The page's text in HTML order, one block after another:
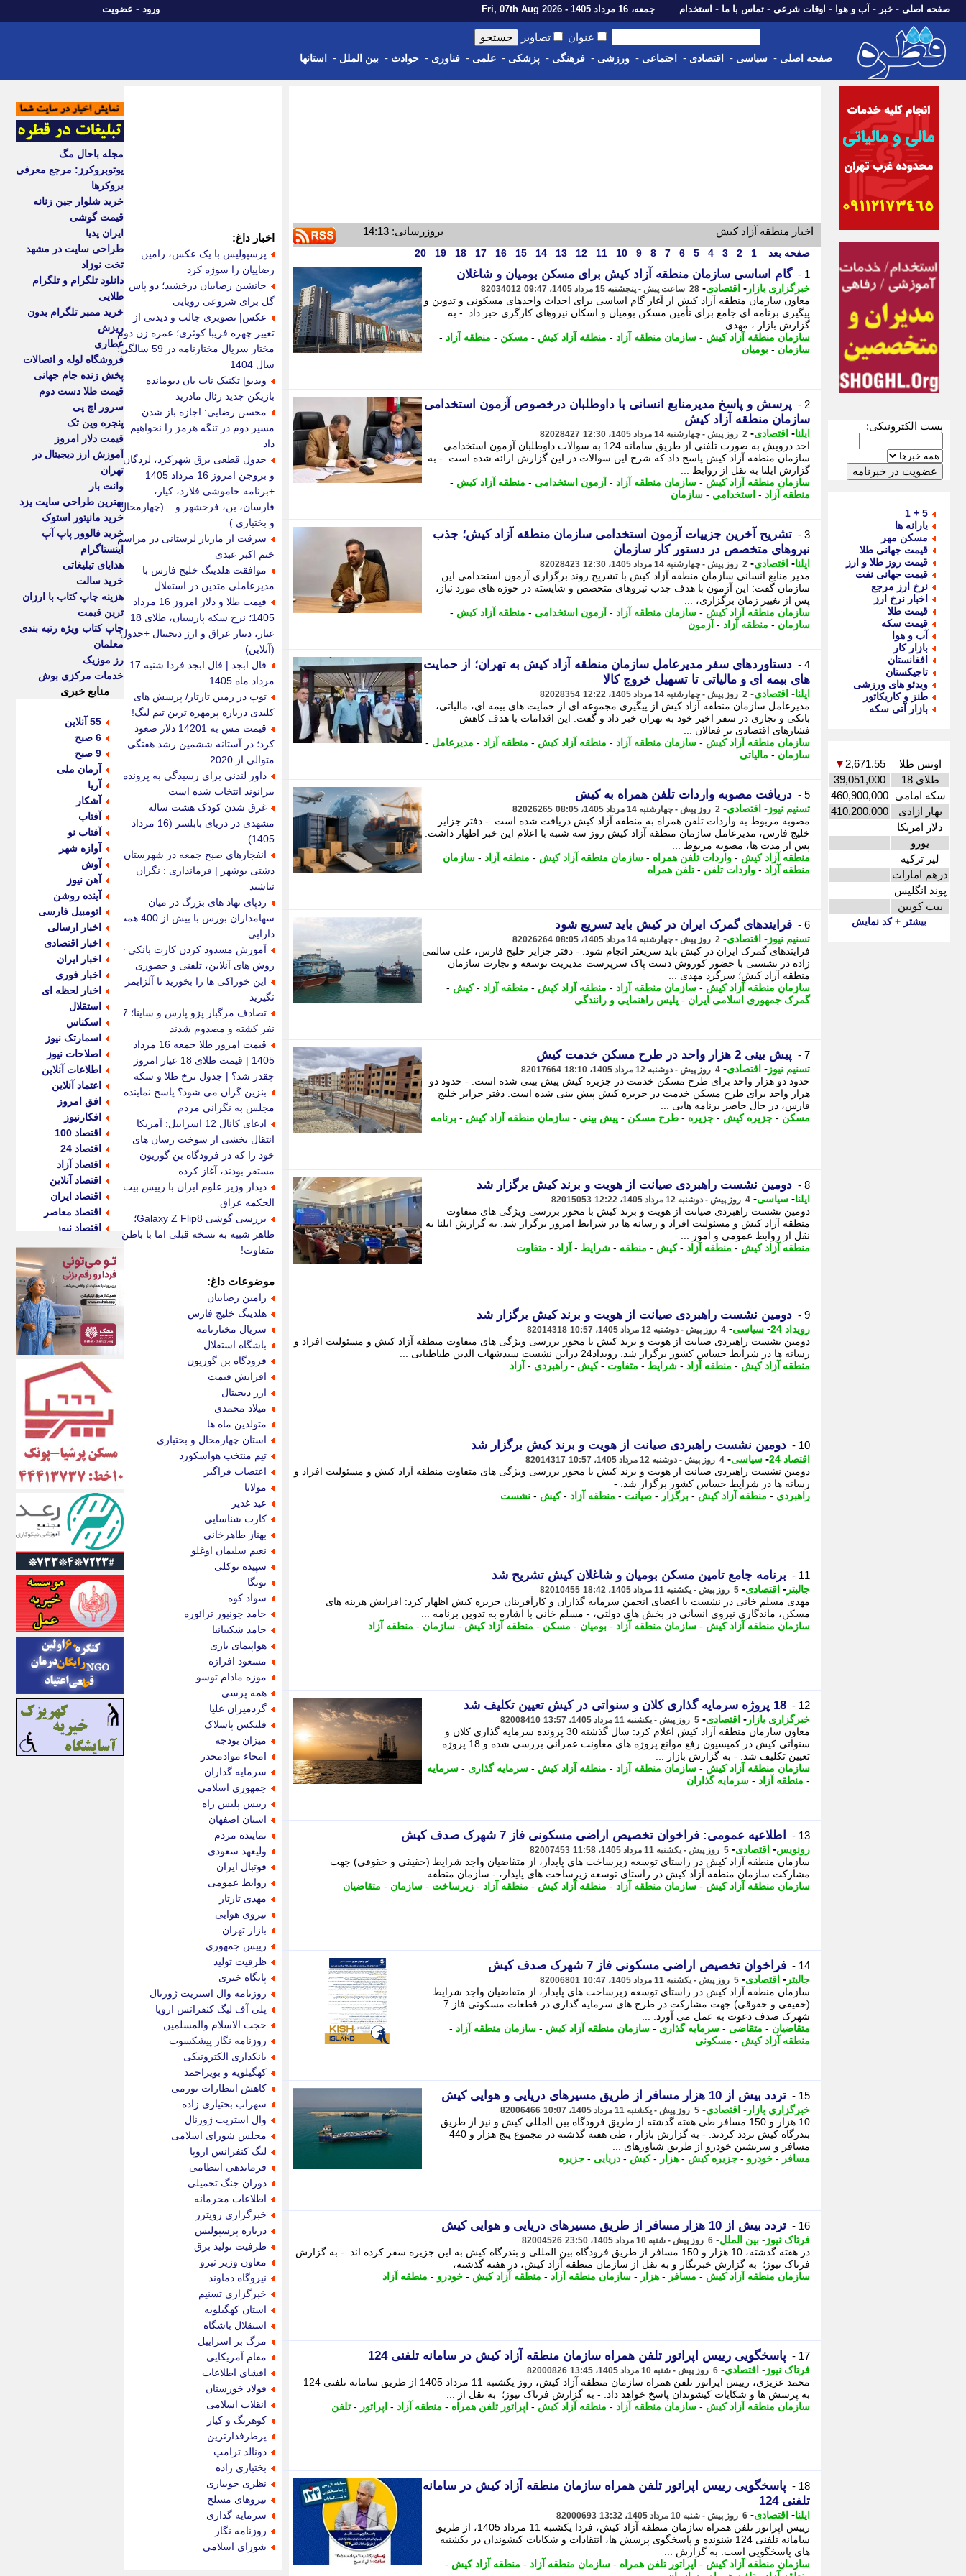
صفحه اصلی - خبر - آب و هوا - اوقات شرعی - تماس با ما - استخدام جمعه، 16 مرداد 1405 - Fri, 07th Aug 2026 ورود - عضویت
عنوان تصاویر
صفحه اصلی - سیاسی - اقتصادی - اجتماعی - ورزشی - فرهنگی - پزشکی - علمی - فناوری - حوادث - بین الملل - استانها
پست الکترونیکی:
5 + 1
یارانه ها
مسکن مهر
قیمت جهانی طلا
قیمت روز طلا و ارز
قیمت جهانی نفت
نرخ ارز مرجع
اخبار نرخ ارز
قیمت طلا
قیمت سکه
آب و هوا
بازار کار
افغانستان
تاجیکستان
ویدئو های ورزشی
طنز و کاریکاتور
بازار آتی سکه
اونس طلا 2,671.55
▼
طلای 18
39,051,000
سکه امامی 460,900,000
بهار ازادی
410,200,000
دلار امریکا
یورو
لیر ترکیه
درهم امارات
پوند انگلیس
بیت کویین
بیشتر + کد نمایش
اخبار منطقه آزاد کیش بروزرسانی: 14:13
صفحه بعد 1
2
3
4
5
6
7
8
9
10
11
12
13
14
15
16
17
18
19
20
1 - گام اساسی سازمان منطقه آزاد کیش برای مسکن بومیان و شاغلان
خبرگزاری بازار - اقتصادی- 28 ساعت پیش - پنجشنبه 15 مرداد 1405، 09:47 82034012
معاون سازمان منطقه آزاد کیش از آغاز گام اساسی برای احداث واحدهای مسکونی و تدوین و
پیگیری برنامه ای جامع برای تأمین مسکن بومیان و اسکان نیروهای کارگری خبر داد. - به
گزارش بازار ، مهدی ...
سازمان منطقه آزاد کیش - سازمان منطقه آزاد - منطقه آزاد کیش - مسکن - منطقه آزاد -
سازمان - بومیان
2 -
پرسش و پاسخ مدیرمنابع انسانی با داوطلبان درخصوص آزمون استخدامی
سازمان منطقه آزاد کیش
ایلنا- اقتصادی- 2 روز پیش - چهارشنبه 14 مرداد 1405، 12:30 82028427
احد درویش به صورت تلفنی از طریق سامانه 124 به سوالات داوطلبان آزمون استخدامی
سازمان منطقه آزاد کیش پاسخ داد که شرح این سوالات در این گزارش ارائه شده است. - به
گزارش ایلنا به نقل از روابط ...
سازمان منطقه آزاد کیش - سازمان منطقه آزاد - آزمون استخدامی - منطقه آزاد کیش -
منطقه آزاد - استخدامی - سازمان
3 -
تشریح آخرین جزییات آزمون استخدامی سازمان منطقه آزاد کیش؛ جذب
نیروهای متخصص در دستور کار سازمان
ایلنا- اقتصادی- 2 روز پیش - چهارشنبه 14 مرداد 1405، 12:30 82028423
مدیر منابع انسانی سازمان منطقه آزاد کیش با تشریح روند برگزاری آزمون استخدامی این
سازمان گفت: این آزمون با هدف جذب نیروهای متخصص و شایسته در حوزه های مورد نیاز،
پس از تغییر زمان برگزاری، ...
سازمان منطقه آزاد کیش - سازمان منطقه آزاد - آزمون استخدامی - منطقه آزاد کیش -
سازمان - منطقه آزاد - آزمون
4 -
دستاوردهای سفر مدیرعامل سازمان منطقه آزاد کیش به تهران؛ از حمایت
های بیمه ای و مالیاتی تا تسهیل خروج کالا
ایلنا- اقتصادی- 2 روز پیش - چهارشنبه 14 مرداد 1405، 12:22 82028354
مدیرعامل سازمان منطقه آزاد کیش از پیگیری مجموعه ای از حمایت های بیمه ای، مالیاتی،
بانکی و تجاری در سفر اخیر خود به تهران خبر داد و گفت: این اقدامات با هدف کاهش
فشارهای اقتصادی بر فعالان ...
سازمان منطقه آزاد کیش - سازمان منطقه آزاد - منطقه آزاد کیش - منطقه آزاد - مدیرعامل -
سازمان - مالیاتی
5 - دریافت مصوبه واردات تلفن همراه به کیش
تسنیم نیوز - اقتصادی- 2 روز پیش - چهارشنبه 14 مرداد 1405، 08:05 82026265
مصوبه مربوط به واردات تلفن همراه به منطقه آزاد کیش دریافت شده است. - دفتر جزایر
خلیج فارس، مدیرعامل سازمان منطقه آزاد کیش روز سه شنبه با اعلام این خبر اظهار داشت:
پس از مدت ها، مصوبه مربوط ...
منطقه آزاد کیش - واردات تلفن همراه - سازمان منطقه آزاد کیش - منطقه آزاد - سازمان
منطقه آزاد - واردات تلفن - تلفن همراه
6 - فرایندهای گمرک ایران در کیش باید تسریع شود
تسنیم نیوز - اقتصادی- 2 روز پیش - چهارشنبه 14 مرداد 1405، 08:05 82026264
فرایندهای گمرک ایران در کیش باید سریعتر انجام شود. - دفتر جزایر خلیج فارس، علی سالمی
زاده در نشستی با حضور کوروش دست پاک سرپرست مدیریت توسعه و تجارت سازمان
منطقه آزاد کیش؛ سرگرد مهدی ...
سازمان منطقه آزاد کیش - سازمان منطقه آزاد - منطقه آزاد کیش - منطقه آزاد -کیش -
گمرک جمهوری اسلامی ایران - پلیس راهنمایی و رانندگی
7 - پیش بینی 2 هزار واحد در طرح مسکن خدمت کیش
تسنیم نیوز - اقتصادی- 4 روز پیش - دوشنبه 12 مرداد 1405، 18:10 82017664
حدود دو هزار واحد برای طرح مسکن خدمت در جزیره کیش پیش بینی شده است. - حدود دو
هزار واحد برای طرح مسکن خدمت در جزیره کیش پیش بینی شده است. دفتر جزایر خلیج
فارس، در حال حاضر برنامه هایی ...
مسکن - جزیره کیش - جزیره - طرح مسکن - پیش بینی - سازمان منطقه آزاد کیش - برنامه
8 - دومین نشست راهبردی صیانت از هویت و برند کیش برگزار شد
ایلنا- سیاسی- 4 روز پیش - دوشنبه 12 مرداد 1405، 12:22 82015053
دومین نشست راهبردی صیانت از هویت و برند کیش با محور بررسی ویژگی های متفاوت
منطقه آزاد کیش و مسئولیت افراد و رسانه ها در شرایط امروز برگزار شد. به گزارش ایلنا به
نقل از روابط عمومی و امور ...
منطقه آزاد کیش - منطقه آزاد -کیش - منطقه - شرایط - آزاد - متفاوت
9 - دومین نشست راهبردی صیانت از هویت و برند کیش برگزار شد
رویداد 24 - سیاسی- 4 روز پیش - دوشنبه 12 مرداد 1405، 10:57 82014318
دومین نشست راهبردی صیانت از هویت و برند کیش با محور بررسی ویژگی های متفاوت منطقه آزاد کیش و مسئولیت افراد و
رسانه ها در شرایط حساس کشور برگزار شد. رویداد24 دراین نشست سیدشهاب الدین طباطبایی ...
منطقه آزاد کیش - منطقه آزاد - شرایط - متفاوت -کیش - راهبردی - آزاد
10 - دومین نشست راهبردی صیانت از هویت و برند کیش برگزار شد
اقتصاد 24 - سیاسی- 4 روز پیش - دوشنبه 12 مرداد 1405، 10:57 82014317
دومین نشست راهبردی صیانت از هویت و برند کیش با محور بررسی ویژگی های متفاوت منطقه آزاد کیش و مسئولیت افراد و
رسانه ها در شرایط حساس کشور برگزار شد. -
راهبردی - منطقه آزاد کیش - برگزار - صیانت - منطقه آزاد -کیش - نشست
11 - برنامه جامع تامین مسکن بومیان و شاغلان کیش تشریح شد
جالبتر - اقتصادی- 5 روز پیش - یکشنبه 11 مرداد 1405، 18:42 82010455
مهدی مسلم خانی در نشست با اعضای انجمن سرمایه گذاران و کارآفرینان جزیره کیش اظهار کرد: افزایش هزینه های
مسکن، ماندگاری نیروی انسانی در بخش های دولتی، - مسلم خانی با اشاره به تدوین برنامه ...
سازمان منطقه آزاد کیش - سازمان منطقه آزاد - بومیان - مسکن - منطقه آزاد کیش - سازمان - منطقه آزاد
12 - 18 پروژه سرمایه گذاری کلان و سنواتی در کیش تعیین تکلیف شد
خبرگزاری بازار - اقتصادی- 5 روز پیش - یکشنبه 11 مرداد 1405، 13:57 82008410
معاون سازمان منطقه آزاد کیش اعلام کرد: سال گذشته 30 پرونده سرمایه گذاری کلان و
سنواتی کیش در کمیسیون رفع موانع پروژه های معاونت عمرانی بررسی شده و 18 پروژه
تعیین تکلیف شد. - به گزارش بازار ...
سازمان منطقه آزاد کیش - سازمان منطقه آزاد - منطقه آزاد کیش - سرمایه گذاری - سرمایه
- منطقه آزاد - سرمایه گذاران
13 - اطلاعیه عمومی: فراخوان تخصیص اراضی مسکونی فاز 7 شهرک صدف کیش
رونویس- اقتصادی- 5 روز پیش - یکشنبه 11 مرداد 1405، 11:58 82007453
سازمان منطقه آزاد کیش در راستای توسعه زیرساخت های پایدار، از متقاضیان واجد شرایط (حقیقی و حقوقی) جهت
مشارکت سازمان منطقه آزاد کیش در راستای توسعه زیرساخت های پایدار، - سازمان منطقه ...
سازمان منطقه آزاد کیش - سازمان منطقه آزاد - منطقه آزاد کیش - منطقه آزاد - زیرساخت - سازمان - متقاضیان
14 - فراخوان تخصیص اراضی مسکونی فاز 7 شهرک صدف کیش
جالبتر - اقتصادی- 5 روز پیش - یکشنبه 11 مرداد 1405، 10:47 82006801
سازمان منطقه آزاد کیش در راستای توسعه زیرساخت های پایدار، از متقاضیان واجد شرایط
(حقیقی و حقوقی) جهت مشارکت در طرح های سرمایه گذاری در قطعات مسکونی فاز 7
شهرک صدف دعوت به عمل می آورد. ...
متقاضیان - متقاضی - سرمایه گذاری - سازمان منطقه آزاد کیش - سازمان منطقه آزاد -
منطقه آزاد کیش - مسکونی
15 - تردد بیش از 10 هزار مسافر از طریق مسیرهای دریایی و هوایی کیش
خبرگزاری بازار - اقتصادی- 5 روز پیش - یکشنبه 11 مرداد 1405، 10:07 82006466
10 هزار و 150 مسافر طی هفته گذشته از طریق فرودگاه بین المللی کیش و نیز از طریق
بندرگاه کیش تردد کردند. - به گزارش بازار ، طی هفته گذشته در مجموع پنج هزار و 440
مسافر و سرنشین خودرو از طریق شناورهای ...
مسافر - خودرو - جزیره کیش - هزار -کیش - دریایی - جزیره
16 - تردد بیش از 10 هزار مسافر از طریق مسیرهای دریایی و هوایی کیش
فرتاک نیوز - بین الملل- 6 روز پیش - شنبه 10 مرداد 1405، 23:50 82004526
در هفته گذشته، 10 هزار و 150 مسافر از طریق فرودگاه بین المللی و بندرگاه کیش به این جزیره سفر کرده اند. - به گزارش
فرتاک نیوز؛ به گزارش خبرنگار و به نقل از سازمان منطقه آزاد کیش، در هفته گذشته،
سازمان منطقه آزاد کیش - مسافر - هزار - سازمان منطقه آزاد - منطقه آزاد کیش - خودرو - منطقه آزاد
17 - پاسخگویی رییس اپراتور تلفن همراه سازمان منطقه آزاد کیش در سامانه تلفنی 124
فرتاک نیوز - اقتصادی- 6 روز پیش - شنبه 10 مرداد 1405، 13:45 82000826
محمد عزیزی، رییس اپراتور تلفن همراه سازمان منطقه آزاد کیش، روز یکشنبه 11 مرداد 1405 از طریق سامانه تلفنی 124
به پرسش ها و شکایات کیشوندان پاسخ خواهد داد. - به گزارش فرتاک نیوز؛ به نقل از ...
سازمان منطقه آزاد کیش - سازمان منطقه آزاد - منطقه آزاد کیش - اپراتور تلفن همراه - منطقه آزاد - اپراتور - تلفن
18 -
پاسخگویی رییس اپراتور تلفن همراه سازمان منطقه آزاد کیش در سامانه
تلفنی 124
ایلنا- اقتصادی- 6 روز پیش - شنبه 10 مرداد 1405، 13:32 82000693
رییس اپراتور تلفن همراه سازمان منطقه آزاد کیش، فردا یکشنبه 11 مرداد 1405، از طریق
سامانه تلفنی 124 شنونده و پاسخگوی پرسش ها، انتقادات و شکایات کیشوندان در یکشنبه
های پاسخگویی است. به گزارش ...
سازمان منطقه آزاد کیش - اپراتور تلفن همراه - سازمان منطقه آزاد - منطقه آزاد کیش -
اخبار داغ:
پرسپولیس با یک عکس، رامین
رضاییان را سوژه کرد
جانشین رضاییان درخشید؛ دو پاس
گل برای شروعی رویایی
عکس| تصویری جالب و دیدنی از
تغییر چهره فریبا کوثری؛ عمره زن دوم
مختار سریال مختارنامه در 59 سالگی؛
سال 1404
ویدیو| تکنیک ناب یان دیومانده
بازیکن جدید رئال مادرید
محسن رضایی: اجازه باز شدن
مسیر دوم در تنگه هرمز را نخواهیم
داد
جدول قطعی برق شهرکرد، لردگان
و بروجن امروز 16 مرداد 1405
+برنامه خاموشی فلارد، کیار،
فارسان، بن، فرخشهر و... (چهارمحال
و بختیاری )
سرقت از مازیار لرستانی در مراسم
ختم اکبر عبدی
موافقت هلدینگ خلیج فارس با
مدیرعاملی متدین در استقلال
قیمت طلا و دلار امروز 16 مرداد
1405؛ نرخ سکه پارسیان، طلای 18
عیار، دینار عراق و ارز دیجیتال +جدول
(آنلاین)
فال ابجد | فال ابجد فردا شنبه 17
مرداد ماه 1405
توپ در زمین تارتار/ پرسش های
کلیدی درباره پرمهره ترین تیم لیگ!
قیمت مس به 14201 دلار صعود
کرد؛ در آستانه ششمین رشد هفتگی
متوالی از 2020
داور لندنی برای رسیدگی به پرونده
بیرانوند انتخاب شده است
غرق شدن کودک هشت ساله
مشهدی در دریای بابلسر (16 مرداد
1405)
انفجارهای صبح جمعه در شهرستان
دشتی بوشهر | فرمانداری : نگران
نباشید
ردپای نهاد های بزرگ در میان
سهامداران بورس با بیش از 400 همت
دارایی
آموزش مسدود کردن کارت بانکی +
روش های آنلاین، تلفنی و حضوری
این خوراکی ها را بخورید تا آلزایمر
نگیرید
تصادف مرگبار پژو پارس و ساینا؛ 7
نفر کشته و مصدوم شدند
قیمت امروز طلا جمعه 16 مرداد
1405 | قیمت طلای 18 عیار امروز
چقدر شد؟ | جدول نرخ طلا و سکه
بنزین گران می شود؟ پاسخ نماینده
مجلس به نگرانی مردم
ادعای کانال 12 اسراییل: آمریکا
انتقال بخشی از سوخت رسان های
خود را که در فرودگاه بن گوریون
مستقر بودند، آغاز کرده
دیدار وزیر علوم ایران با رییس بیت
الحکمه عراق
بررسی گوشی Galaxy Z Flip8؛
ظاهر شبیه به نسخه قبلی اما با باطن
متفاوت!
موضوعات داغ:
رامین رضاییان
هلدینگ خلیج فارس
سریال مختارنامه
باشگاه استقلال
فرودگاه بن گوریون
افزایش قیمت
ارز دیجیتال
میلاد محمدی
متولدین ماه ها
استان چهارمحال و بختیاری
تیم منتخب هواسکورد
اعتصاب فراگیر
مولانا
عید غدیر
کارت شناسایی
بهناز طاهرخانی
نعیم سلیمان اوغلو
سپیده توکلی
تونگا
سواد کوه
حامد جونیور ترائوره
حامد شکیبانیا
هواپیمای باری
مسعود افرازه
موزه مادام توسو
همه پرسی
گردمیران علیا
فلیکس پاسلاک
میزان بودجه
امحاء موادمخدر
سرمایه گذاران
جمهوری اسلامی
رییس پلیس راه
استان اصفهان
نماینده مردم
ولیعهد سعودی
فوتبال ایران
روابط عمومی
مهدی تارتار
نیروی هوایی
بازار تهران
رییس جمهوری
ظرفیت تولید
پایگاه خبری
روزنامه وال استریت ژورنال
پلی آف لیگ کنفرانس اروپا
حجت الاسلام والمسلمین
روزنامه نگار پیشکسوت
بانکداری الکترونیکی
کهگیلویه و بویراحمد
کاهش انتظارات تورمی
سهراب بختیاری زاده
وال استریت ژورنال
مجلس شورای اسلامی
لیگ کنفرانس اروپا
فرماندهی انتظامی
دوران جنگ تحمیلی
اطلاعات محرمانه
خبرگزاری رویترز
درباره پرسپولیس
ظرفیت تولید برق
معاون وزیر نیرو
نیروگاه دماوند
خبرگزاری تسنیم
استان کهگیلویه
استقلال باشگاه
مرگ بر اسراییل
مقام آمریکایی
افشای اطلاعات
فولاد خوزستان
انقلاب اسلامی
کوهرنگ و کیار
پرطرفدارترین
دونالد ترامپ
بختیاری زاده
نظری جویباری
نیروهای مسلح
سرمایه گذاری
روزنامه نگار
شورای اسلامی
مجله باحال مگ
یوتوبروکرز: مرجع معرفی
بروکرها
خرید شلوار جین زنانه
قیمت گوشی
ایران پدیا
طراحی سایت در مشهد
تخت نوزاد
دانلود تلگرام و تلگرام
طلایی
خرید ممبر تلگرام بدون
ریزش
عطاری
فروشگاه لوله و اتصالات
پخش زنده جام جهانی
قیمت طلا دست دوم
سرور اچ پی
پنجره وین تک
قیمت دلار امروز
آموزش ارز دیجیتال در
تهران
وانت بار
بهترین طراحی سایت یزد
خرید مانیتور استوک
خرید فالوور پاپ آپ
اینستاگرام
هدایای تبلیغاتی
خرید سالت
هزینه چاپ کتاب با ارزان
ترین قیمت
چاپ کتاب ویژه رتبه بندی
معلمان
رز موزیک
خدمات مرکزی بوش
منابع خبری
55 آنلاین
6 صبح
9 صبح
آرمان ملی
آریا
آشکار
آفتاب
آفتاب نو
آوازه شهر
آوش
آهن نیوز
آینده روشن
اتومبیل فارسی
اخبار ارسالی
اخبار اقتصادی
اخبار ایران
اخبار فوری
اخبار لحظه ای
استقلال
اسکناس
اسمارتک نیوز
اصلاحات نیوز
اطلاعات آنلاین
اعتماد آنلاین
افق امروز
افکارنیوز
اقتصاد 100
اقتصاد 24
اقتصاد آزاد
اقتصاد آنلاین
اقتصاد ایران
اقتصاد معاصر
اقتصاد نیوز
اکوفارس
اکونگار
اکونیوز
الف
انتشار آنلاین
اندیشه قرن
اندیشه معاصر
اندیشه ها
انرژی پرس
ای استخدام
ایتنا
ایراف
ایران آرت
ایران آنلاین
ایران زندگی
ایران فوری
ایرانی روز
ایرانیتال
ایرنا
ایسکانیوز
ایسنا
ایکنا
ایلنا
اینتیتر
ایونا نیوز
بازتاب آنلاین
باشگاه خبرنگاران
باغستان نیوز
بامبوک
ببین و بخون
بدینسان
بنکر